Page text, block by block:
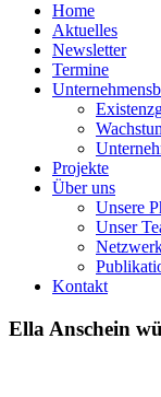
Home
Aktuelles
Newsletter
Termine
Projekte
Über uns
Unsere
Unser
Kontakt
Ella Anschein